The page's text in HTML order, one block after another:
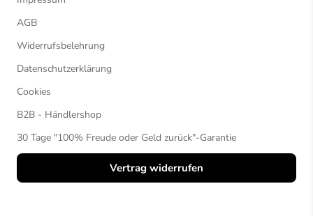
AGB
Widerrufsbelehrung
Datenschutzerklärung
Cookies
B2B - Händlershop
30 Tage "100% Freude oder Geld zurück"-Garantie
Vertrag widerrufen